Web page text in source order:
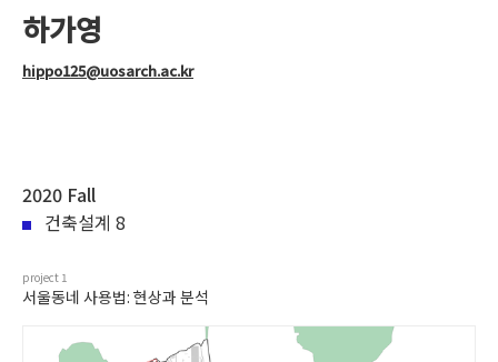
하가영
hippo125@uosarch.ac.kr
2020 Fall
건축설계 8
project 1
서울동네 사용법: 현상과 분석